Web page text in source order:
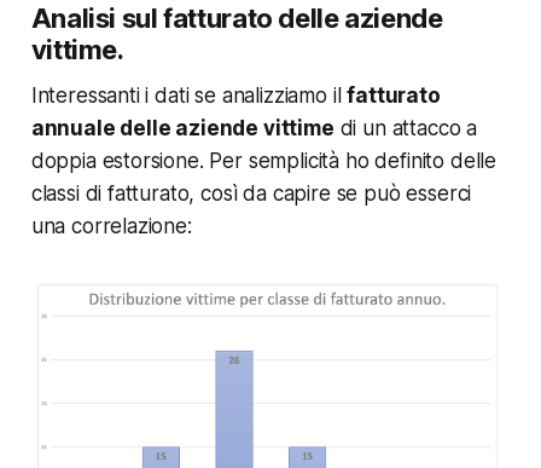
Analisi sul fatturato delle aziende
vittime.
Interessanti i dati se analizziamo ilfatturato
annuale delle aziende vittime di un attacco a
doppia estorsione. Per semplicità ho definito delle
classi di fatturato, così da capire se può esserci
una correlazione: